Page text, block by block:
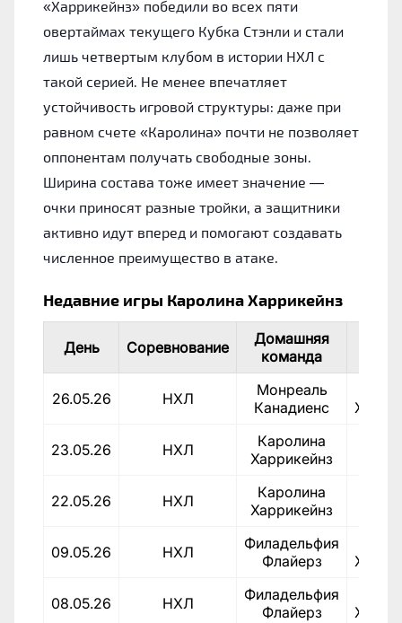
«Харрикейнз» победили во всех пяти
овертаймах текущего Кубка Стэнли и стали
лишь четвертым клубом в истории НХЛ с
такой серией. Не менее впечатляет
устойчивость игровой структуры: даже при
равном счете «Каролина» почти не позволяет
оппонентам получать свободные зоны.
Ширина состава тоже имеет значение —
очки приносят разные тройки, а защитники
активно идут вперед и помогают создавать
численное преимущество в атаке.
Недавние игры Каролина Харрикейнз
День Соревнование
Домашняя
команда
26.05.26 НХЛ
Монреаль
Канадиенс
23.05.26 НХЛ
Каролина
Харрикейнз
22.05.26 НХЛ
Каролина
Харрикейнз
09.05.26 НХЛ
Филадельфия
Флайерз
08.05.26 НХЛ
Филадельфия
Флайерз